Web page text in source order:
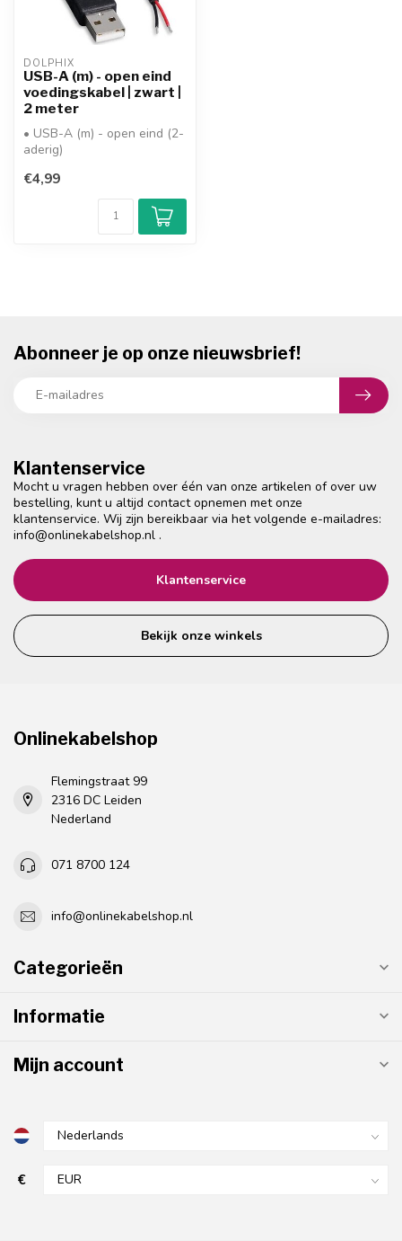
DOLPHIX
USB-A (m) - open eind
voedingskabel | zwart |
2 meter
• USB-A (m) - open eind (2-
aderig)
• data: geen on...
€4,99
Klantenservice
Mocht u vragen hebben over één van onze artikelen of over uw
bestelling, kunt u altijd contact opnemen met onze
klantenservice. Wij zijn bereikbaar via het volgende e-mailadres:
info@onlinekabelshop.nl .
Klantenservice
Bekijk onze winkels
Abonneer je op onze nieuwsbrief!
Onlinekabelshop
Flemingstraat 99
2316 DC Leiden
Nederland
071 8700 124
info@onlinekabelshop.nl
Categorieën
Informatie
Mijn account
€